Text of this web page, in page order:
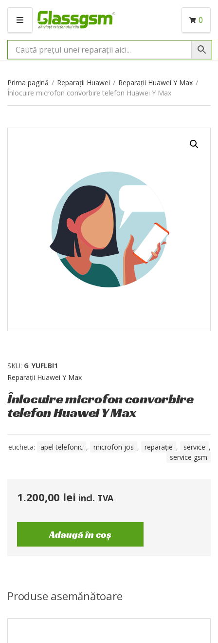
M
N
I
0
Prima pagină / Reparații Huawei / Reparații Huawei Y Max /
Înlocuire microfon convorbire telefon Huawei Y Max
SKU: G_YUFLBI1
Reparații Huawei Y Max
Înlocuire microfon convorbire
telefon Huawei Y Max
eticheta: apel telefonic , microfon jos , reparație , service ,
service gsm
1.200,00 lei incl. TVA
Adaugă în coș
Produse asemănătoare